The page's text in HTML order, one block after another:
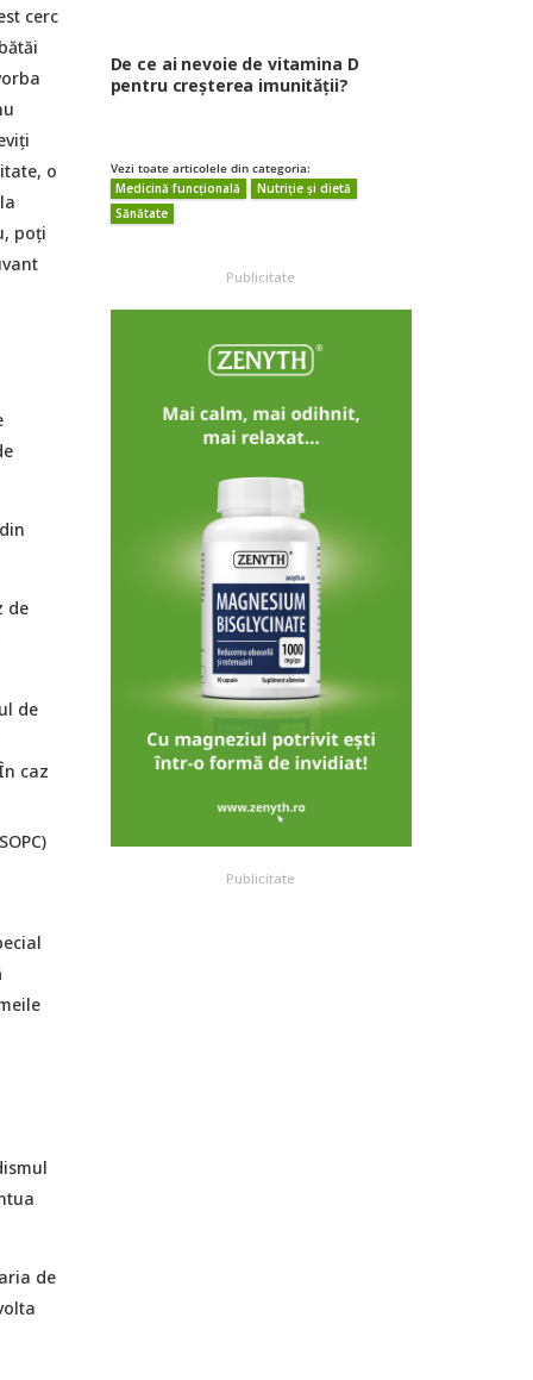
cerc
o
poți
de
de
caz
de
De ce ai nevoie de vitamina D
pentru creșterea imunității?
Vezi toate articolele din categoria:
Medicină funcțională
Nutriție și dietă
Sănătate
Publicitate
Publicitate